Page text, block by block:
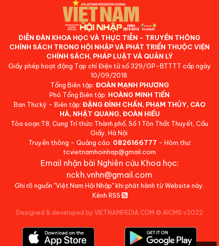
DIỄN ĐÀN KHOA HỌC VÀ THỰC TIỄN - TRUYỀN THÔNG
CHÍNH SÁCH TRONG HỘI NHẬP VÀ PHÁT TRIỂN THUỘC VIỆN
CHÍNH SÁCH, PHÁP LUẬT VÀ QUẢN LÝ
Giấy phép hoạt động Tạp chí Điện tử số 329/GP-BTTTT cấp ngày
10/09/2018.
Tổng Biên tập: ĐOÀN MẠNH PHƯƠNG
Phó Tổng Biên tập: HOÀNG MINH TIẾN
Ban Thư ký - Biên tập: ĐẶNG ĐÌNH CHẤN, PHẠM THỦY, CAO
HÀ, NHẬT QUANG, ĐOÀN HIẾU
Tòa soạn:T8, Cung Trí thức Thành phố, Số 1 Tôn Thất Thuyết, Cầu
Giấy, Hà Nội.
Truyền thông - Quảng cáo: 0826166777 - Hòm thư:
tcvietnamhoinhap@gmail.com
Email nhận bài Nghiên cứu Khoa học:
nckh.vnhn@gmail.com
Ghi rõ nguồn "Việt Nam Hội Nhập" khi phát hành từ Website này.
Kênh RSS
Designed & developed by VIETNAMPEDIA.COM © AICMS v2022